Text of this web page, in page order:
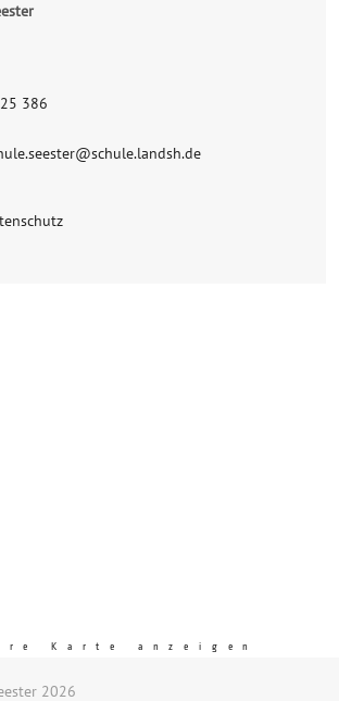
386
Karte anzeigen
2026